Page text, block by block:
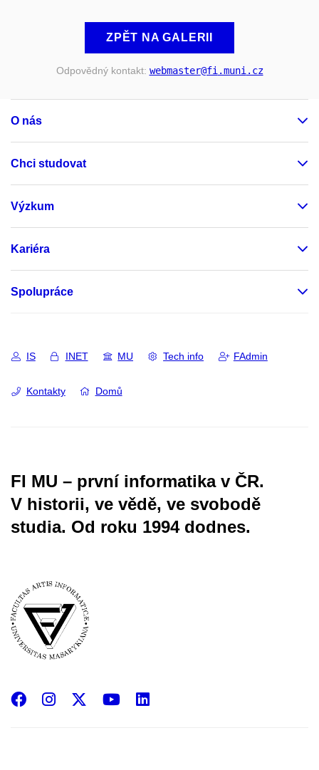
ZPĚT NA GALERII
Odpovědný kontakt: webmaster@fi.muni.cz
O nás
Chci studovat
Výzkum
Kariéra
Spolupráce
IS INET MU Tech info FAdmin
Kontakty Domů
FI MU – první informatika v ČR.
V historii, ve vědě, ve svobodě
studia. Od roku 1994 dodnes.
Facebook
InstagramYouTube